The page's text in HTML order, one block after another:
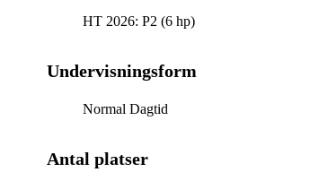
HT 2026: P2 (6 hp)
Undervisningsform
Normal Dagtid
Antal platser